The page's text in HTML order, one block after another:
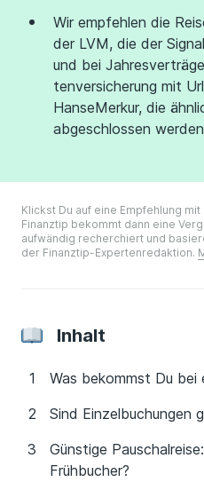
Wir empfehlen die
der LVM, die der
und bei
ten­ver­si­che­rung mit
HanseMerkur, die
abgeschlossen
Klickst Du auf eine Empfehlung
Finanztip bekommt dann eine
aufwändig recherchiert und
der Finanztip-Expertenredaktion.
Inhalt
Was bekommst Du bei
Sind Einzelbuchungen
Günstige
Frühbucher?